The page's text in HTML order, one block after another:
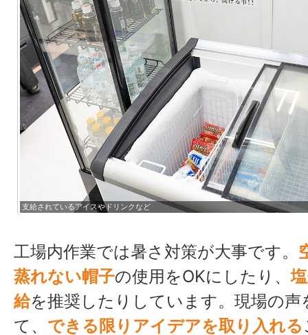
支給されているアイスやドリンクなど
工場内作業では暑さ対策が大事です。
蒸れない帽子の使用をOKにしたり、
給を推奨したりしています。現場の
て、 できる限りアイデアを取り入れる